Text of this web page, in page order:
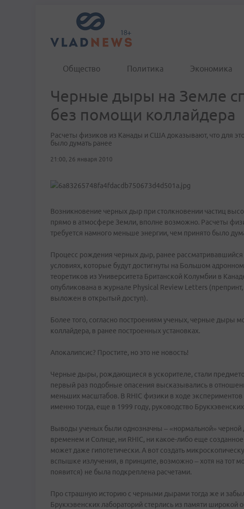
Общество Политика Экономика
Черные дыры на Земле
без помощи коллайдера
Расчеты физиков из Канады и США доказывают, что для
было думать ранее
21:00, 26 января 2010
Возникновение черных дыр при столкновении частиц
прямо в атмосфере Земли, вполне возможно. Расчеты
требуется намного меньше энергии, чем принято было
Процесс рождения черных дыр, ранее рассматривавшийся
условиях, которые будут достигнуты на Большом
теоретиков из Университета Британской Колумбии в
опубликована в журнале Physical Review Letters
выложен в открытый доступ).
Более того, согласно построениям ученых, черные дыры
коллайдера, в ранее построенных установках.
Апокалипсис? Простите, но это не новость!
Черные дыры, рождающиеся в ускорителе, стали
первый раз подобные опасения высказывались в
меньших масштабов. В RHIC физики в ходе экспериментов
именно тогда, еще в 1999 году, руководство
Выводы ученых были однозначны – «нормальной» черной
временем и Солнце, ни RHIC, ни какое-либо еще
может даже гипотетически. А вот создать
вспышке излучения, в принципе, возможно – хотя на тот
появится) не была подкреплена расчетами.
Про страшную историю с черными дырами тогда же и
Брукхэвенских лабораторий стерлись из памяти широкой